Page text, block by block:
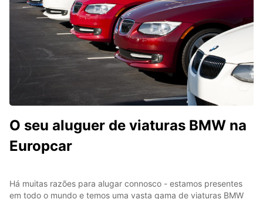
O seu aluguer de viaturas BMW na
Europcar
Há muitas razões para alugar connosco - estamos presentes
em todo o mundo e temos uma vasta gama de viaturas BMW